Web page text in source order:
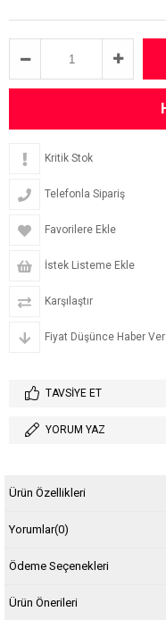
Kritik Stok
Telefonla Sipariş
Favorilere Ekle
İstek Listeme Ekle
Karşılaştır
Fiyat Düşünce Haber Ver
TAVSIYE ET
YORUM YAZ
Ürün Özellikleri
Yorumlar(0)
Ödeme Seçenekleri
Ürün Önerileri